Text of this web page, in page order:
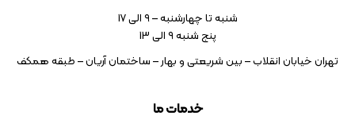
خدمات ما
شنبه تا چهارشنبه – ۹ الی 17
پنج شنبه ۹ الی 13
تهران خیابان انقلاب – بین شریعتی و بهار – ساختمان آریان – طبقه همکف